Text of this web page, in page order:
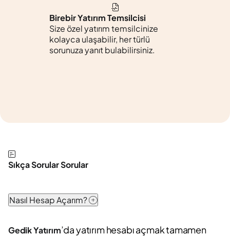
Birebir Yatırım Temsilcisi
Size özel yatırım temsilcinize
kolayca ulaşabilir, her türlü
sorunuza yanıt bulabilirsiniz.
Sıkça Sorular Sorular
Nasıl Hesap Açarım?
Gedik Yatırım’da yatırım hesabı açmak tamamen